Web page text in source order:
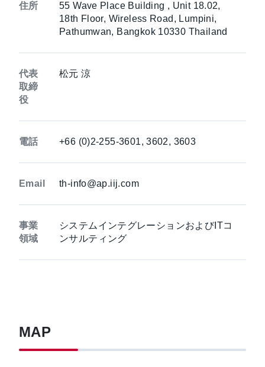
住所
55 Wave Place Building , Unit 18.02,
18th Floor, Wireless Road, Lumpini,
Pathumwan, Bangkok 10330 Thailand
代表
取締
役
松元 涼
電話 +66 (0)2-255-3601, 3602, 3603
Email th-info@ap.iij.com
事業
領域
システムインテグレーションおよびITコ
ンサルティング
MAP